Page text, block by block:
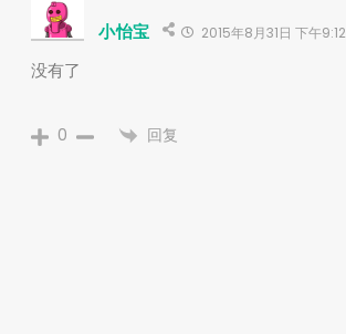
小怡宝 2015年8月31日 下午9:12
没有了
0 回复